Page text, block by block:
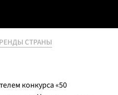
СТРАНЫ
конкурса «50